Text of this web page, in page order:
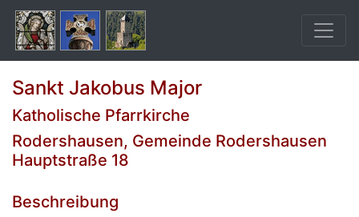
Sankt Jakobus Major
Katholische Pfarrkirche
Rodershausen, Gemeinde Rodershausen
Hauptstraße 18
Beschreibung